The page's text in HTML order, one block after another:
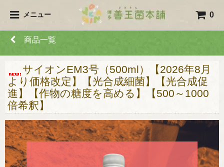
メニュー 0
商品一覧
サイオンEM3号（500ml）【2026年8月
より価格改定】【光合成細菌】【光合成促
進】【作物の糖度を高める】【500～1000
倍希釈】